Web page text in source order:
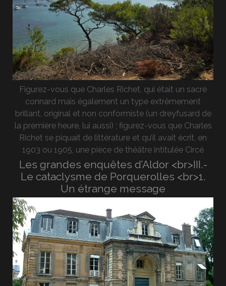
Figurez-vous que Charles Richet, qui était un sacré
connard mais également un type extrêmement
brillant, original et non conformiste (un dreyfusard de
la première heure, lui aussi) ; figurez-vous que Charles
Richet se piquait de littérature et qu’il avait écrit, en
1903 ou 1905, une pièce de théâtre intitulée Circé
Les grandes enquêtes d’Aldor <br>III.-
Le cataclysme de Porquerolles <br>1.
Un étrange message